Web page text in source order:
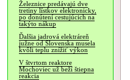
Železnice predávajú dve
tretiny lístkov elektronicky,
po donútení cestujúcich na
takýto nákup
Ďalšia jadrová elektráreň
južne od Slovenska musela
kvôli teplu znížiť výkon
V štvrtom reaktore
Mochoviec už beží štiepna
reakcia